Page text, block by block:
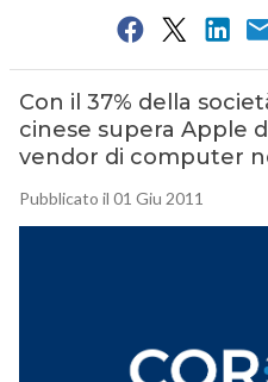
Con il 37% della
cinese supera Apple
vendor di computer
Pubblicato il 01 Giu 2011